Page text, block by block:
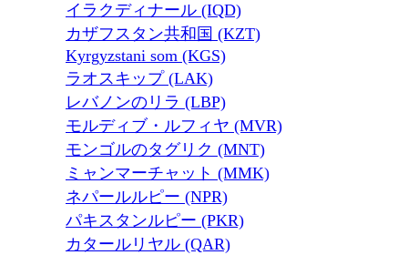
イラクディナール (IQD)
カザフスタン共和国 (KZT)
Kyrgyzstani som (KGS)
ラオスキップ (LAK)
レバノンのリラ (LBP)
モルディブ・ルフィヤ (MVR)
モンゴルのタグリク (MNT)
ミャンマーチャット (MMK)
ネパールルピー (NPR)
パキスタンルピー (PKR)
カタールリヤル (QAR)